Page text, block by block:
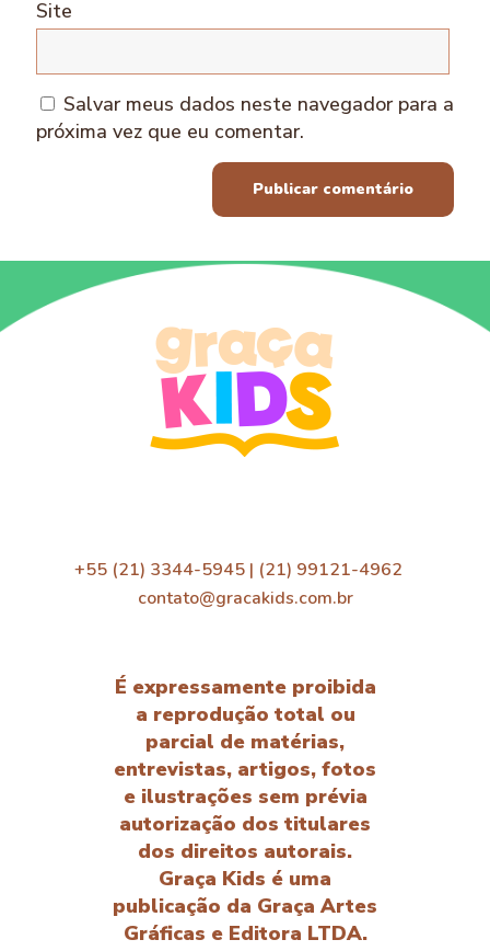
Site
Salvar meus dados neste navegador para a
próxima vez que eu comentar.
+55 (21) 3344-5945 | (21) 99121-4962
contato@gracakids.com.br
É expressamente proibida
a reprodução total ou
parcial de matérias,
entrevistas, artigos, fotos
e ilustrações sem prévia
autorização dos titulares
dos direitos autorais.
Graça Kids é uma
publicação da Graça Artes
Gráficas e Editora LTDA.